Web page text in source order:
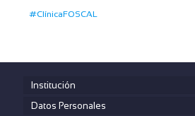
#ClínicaFOSCAL
Institución
Datos Personales